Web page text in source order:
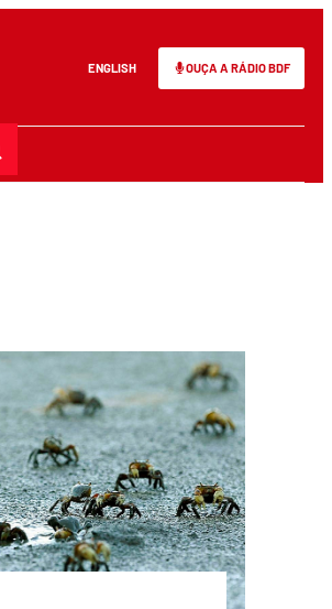
ENGLISH OUÇA A RÁDIO BDF